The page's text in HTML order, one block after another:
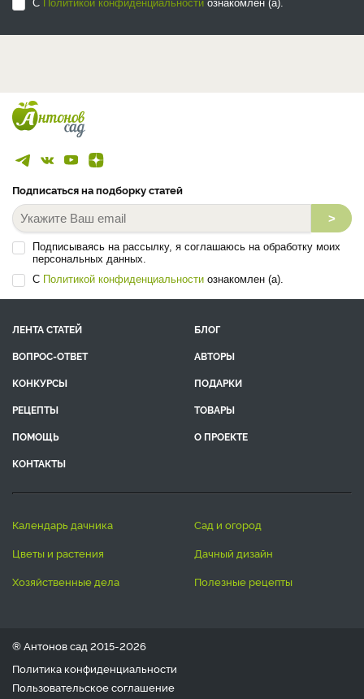
С Политикой конфиденциальности ознакомлен (а).
Подписаться на подборку статей
>
Подписываясь на рассылку, я соглашаюсь на обработку моих
персональных данных.
С Политикой конфиденциальности ознакомлен (а).
ЛЕНТА СТАТЕЙ
БЛОГ
ВОПРОС-ОТВЕТ
АВТОРЫ
КОНКУРСЫ
ПОДАРКИ
РЕЦЕПТЫ
ТОВАРЫ
ПОМОЩЬ
О ПРОЕКТЕ
КОНТАКТЫ
календарь дачника
сад и огород
цветы и растения
дачный дизайн
хозяйственные дела
полезные рецепты
® Антонов сад 2015-2026
Политика конфиденциальности
Пользовательское соглашение